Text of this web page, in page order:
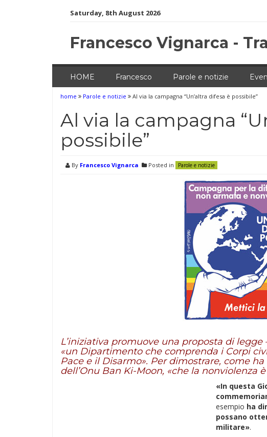
Saturday, 8th August 2026
Francesco Vignarca -
HOME Francesco Parole e notizie
home Parole e notizie Al via la campagna “Un’altra difesa è possibile”
Al via la campagna
possibile”
By Francesco Vignarca Posted in Parole e notizie
L’iniziativa promuove una proposta di
«un Dipartimento che comprenda i Corpi
Pace e il Disarmo». Per dimostrare, come
dell’Onu Ban Ki-Moon, «che la nonviolenza
«In questa
esempio ha
possano
militare».